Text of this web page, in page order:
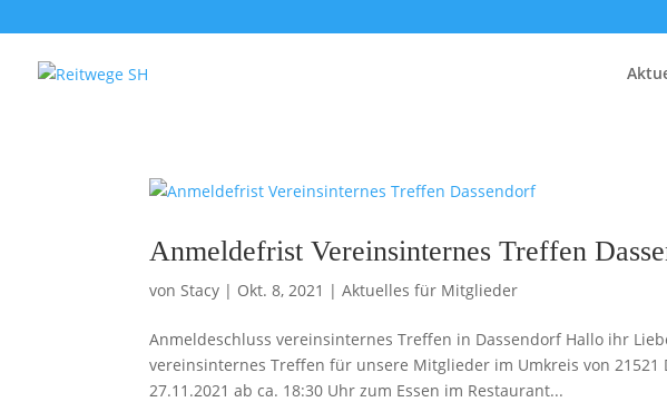
Anmeldefrist Vereinsinternes Treffen
vonStacy | Okt. 8, 2021 |Aktuelles für Mitglieder
Anmeldeschluss vereinsinternes Treffen in Dassendorf Hallo ihr
vereinsinternes Treffen für unsere Mitglieder im Umkreis von
27.11.2021 ab ca. 18:30 Uhr zum Essen im Restaurant...